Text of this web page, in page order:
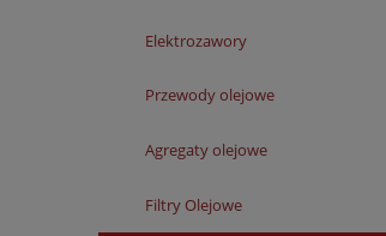
Elektrozawory
Przewody olejowe
Agregaty olejowe
Filtry Olejowe